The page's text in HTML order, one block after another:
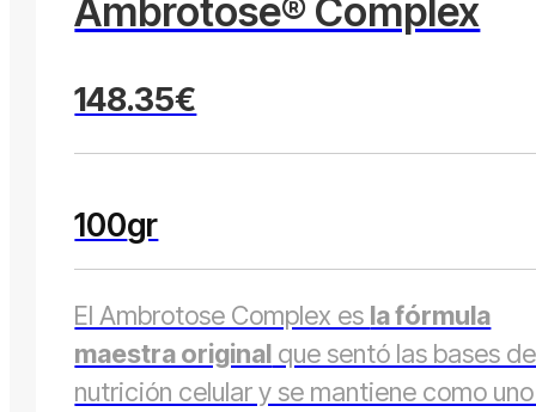
Ambrotose® Complex
148.35€
100gr
El Ambrotose Complex es la fórmula
maestra original que sentó las bases
nutrición celular y se mantiene como